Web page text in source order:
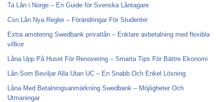
Ta Lån i Norge – En Guide för Svenska Låntagare
Csn Lån Nya Regler – Förändringar För Studenter
Extra amotering Swedbank privatlån – Enklare avbetalning med flexibla
villkor
Låna Upp På Huset För Renovering – Smarta Tips För Bättre Ekonomi
Lån Som Beviljar Alla Utan UC – En Snabb Och Enkel Lösning
Låna Med Betalningsanmärkning Swedbank – Möjligheter Och
Utmaningar